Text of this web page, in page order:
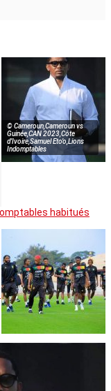
© Cameroun,Cameroun vs
Guinée,CAN 2023,Côte
d’Ivoire,Samuel Eto’o,Lions
Indomptables
habitués